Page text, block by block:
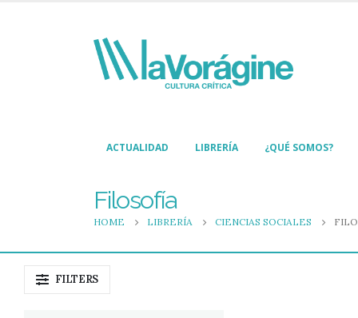
ACTUALIDAD LIBRERÍA ¿QUÉ SOMOS?
Filosofía
HOME LIBRERÍA CIENCIAS SOCIALES
FILTERS